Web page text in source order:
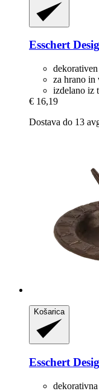
Esschert
za hrano in
izdelano iz
€ 16,19
Dostava do 13
Košarica
Esschert